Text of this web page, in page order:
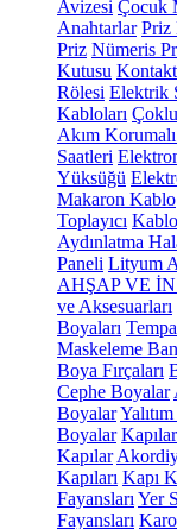
Avizesi Çocuk
Anahtarlar Priz
Priz Nümeris
Kutusu
Rölesi Elektrik
Kabloları
Akım
Saatleri
Yüksüğü
Makaron Kablo
Toplayıcı
Aydınlatma
Paneli Lityum
AHŞAP VE
ve Aksesuarları
Boyaları
Maskeleme
Boya Fırçaları
Cephe Boyalar
Boyalar
Boyalar Kapılar
Kapılar
Kapıları Kapı
Fayansları Yer
Fayansları Karo